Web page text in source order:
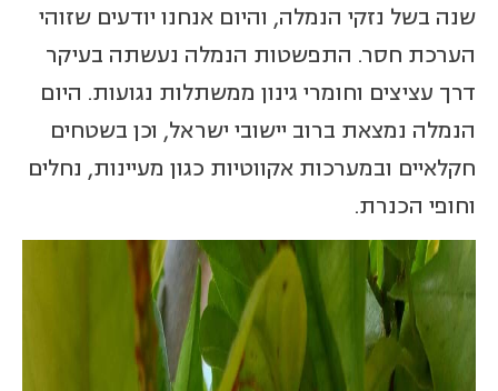
שנה בשל נזקי הנמלה, והיום אנחנו יודעים שזוהי
הערכת חסר. התפשטות הנמלה נעשתה בעיקר
דרך עציצים וחומרי גינון ממשתלות נגועות. היום
הנמלה נמצאת ברוב יישובי ישראל, וכן בשטחים
חקלאיים ובמערכות אקווטיות כגון מעיינות, נחלים
וחופי הכנרת.